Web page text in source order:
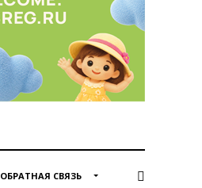
ОБРАТНАЯ СВЯЗЬ